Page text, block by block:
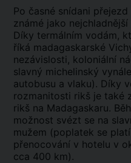
Po časné snídani
známé jako
Díky termálním vodám,
říká madagaskarské
nezávislosti, koloniální
slavný michelinský
autobusu a vlaku). Díky
rozmanitosti rikš je také
rikš na Madagaskaru.
možnost svézt se na
mužem (poplatek se
přenocování v hotelu v
cca 400 km).